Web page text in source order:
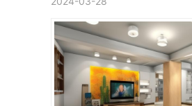
SYV：这是一种同轴电缆，主要
讯、广播、监控系统工程以及其
传输射频信号，包括综合用同轴电
V：这种电缆采用聚氯乙烯